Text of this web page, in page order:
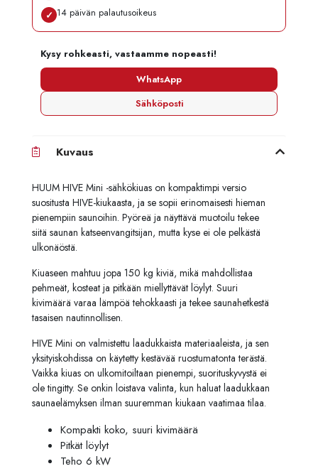
✓ 14 päivän palautusoikeus
Kysy rohkeasti, vastaamme nopeasti!
WhatsApp
Sähköposti
Kuvaus
HUUM HIVE Mini -sähkökiuas on kompaktimpi versio
suositusta HIVE-kiukaasta, ja se sopii erinomaisesti hieman
pienempiin saunoihin. Pyöreä ja näyttävä muotoilu tekee
siitä saunan katseenvangitsijan, mutta kyse ei ole pelkästä
ulkonäöstä.
Kiuaseen mahtuu jopa 150 kg kiviä, mikä mahdollistaa
pehmeät, kosteat ja pitkään miellyttävät löylyt. Suuri
kivimäärä varaa lämpöä tehokkaasti ja tekee saunahetkestä
tasaisen nautinnollisen.
HIVE Mini on valmistettu laadukkaista materiaaleista, ja sen
yksityiskohdissa on käytetty kestävää ruostumatonta terästä.
Vaikka kiuas on ulkomitoiltaan pienempi, suorituskyvystä ei
ole tingitty. Se onkin loistava valinta, kun haluat laadukkaan
saunaelämyksen ilman suuremman kiukaan vaatimaa tilaa.
Kompakti koko, suuri kivimäärä
Pitkät löylyt
Teho 6 kW